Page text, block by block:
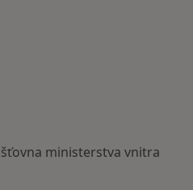
ministerstva vnitra